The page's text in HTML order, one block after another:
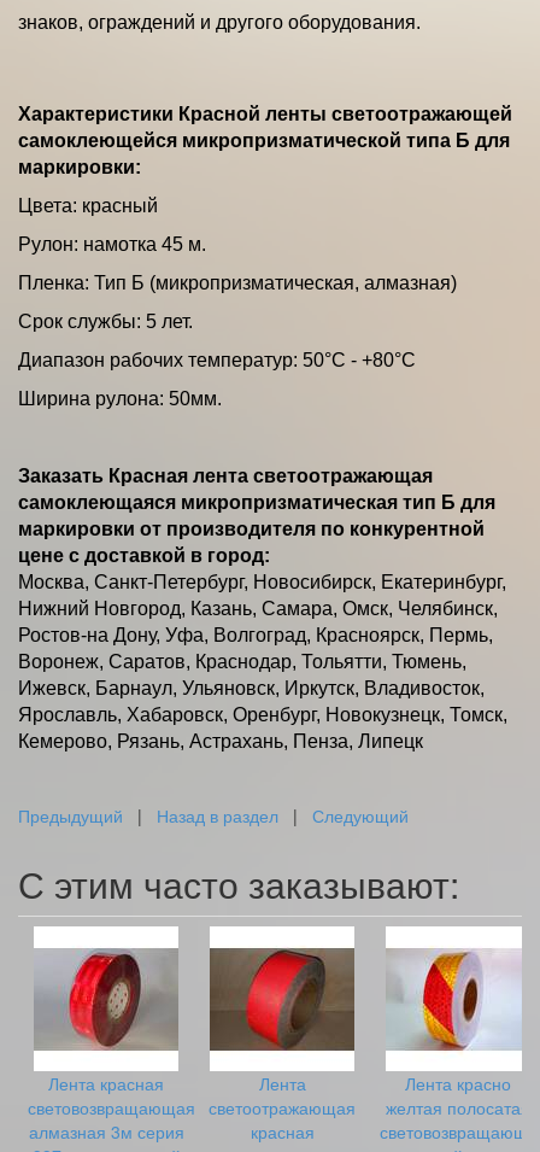
знаков, ограждений и другого оборудования.
Характеристики Красной ленты светоотражающей
самоклеющейся микропризматической типа Б для
маркировки:
Цвета: красный
Рулон: намотка 45 м.
Пленка: Тип Б (микропризматическая, алмазная)
Срок службы: 5 лет.
Диапазон рабочих температур: 50°С - +80°С
Ширина рулона: 50мм.
Заказать Красная лента светоотражающая
самоклеющаяся микропризматическая тип Б для
маркировки от производителя по конкурентной
цене с доставкой в город:
Москва, Санкт-Петербург, Новосибирск, Екатеринбург,
Нижний Новгород, Казань, Самара, Омск, Челябинск,
Ростов-на Дону, Уфа, Волгоград, Красноярск, Пермь,
Воронеж, Саратов, Краснодар, Тольятти, Тюмень,
Ижевск, Барнаул, Ульяновск, Иркутск, Владивосток,
Ярославль, Хабаровск, Оренбург, Новокузнецк, Томск,
Кемерово, Рязань, Астрахань, Пенза, Липецк
Предыдущий | Назад в раздел | Следующий
С этим часто заказывают:
Лента красная
световозвращающая
алмазная 3м серия
Лента
светоотражающая
красная
Лента красно
желтая полосатая